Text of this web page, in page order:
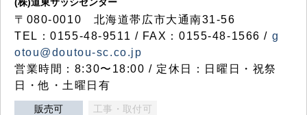
〒080-0010 北海道帯広市大通南31-56
TEL：0155-48-9511 / FAX：0155-48-1566 / g
otou@doutou-sc.co.jp
営業時間：8:30〜18:00 / 定休日：日曜日・祝祭
日・他・土曜日有
販売可 工事・取付可